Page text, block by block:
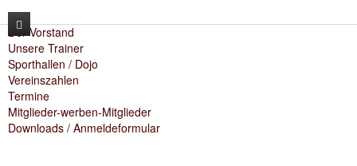
Der Vorstand
Unsere Trainer
Sporthallen / Dojo
Vereinszahlen
Termine
Mitglieder-werben-Mitglieder
Downloads / Anmeldeformular
News
Unser Verein
Der Vorstand
Unser Training